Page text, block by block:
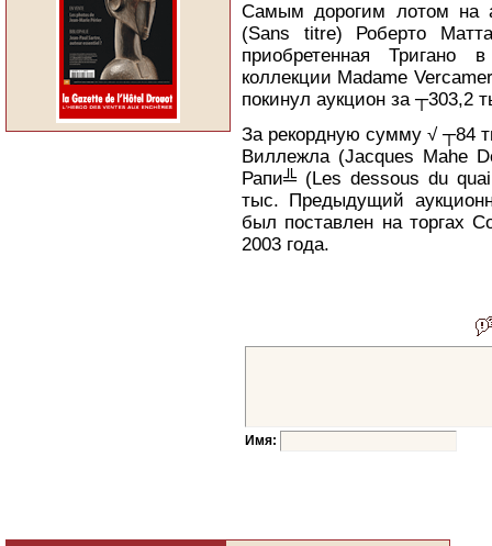
Самым дорогим лотом на
(Sans titre) Роберто
приобретенная
коллекции Madame
покинул аукцион за ┬303,2
За рекордную сумму √ ┬84
Виллежла (Jacques Mahe
Рапи╩ (Les dessous du
тыс. Предыдущий
был поставлен на торгах
2003 года.
Имя: